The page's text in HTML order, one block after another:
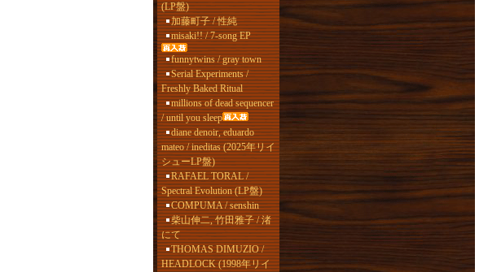
(LP盤)
加藤町子 / 性純
misaki!! / 7-song EP
funnytwins / gray town
Serial Experiments /
Freshly Baked Ritual
millions of dead sequencer
/ until you sleep
diane denoir, eduardo
mateo / ineditas (2025年リイ
シューLP盤)
RAFAEL TORAL /
Spectral Evolution (LP盤)
COMPUMA / senshin
柴山伸二, 竹田雅子 / 渚
にて
THOMAS DIMUZIO /
HEADLOCK (1998年リイ